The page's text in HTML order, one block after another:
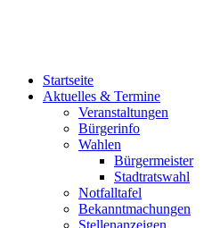
Startseite
Aktuelles & Termine
Veranstaltungen
Bürgerinfo
Wahlen
Bürgermeister
Stadtratswahl
Notfalltafel
Bekanntmachungen
Stellenanzeigen